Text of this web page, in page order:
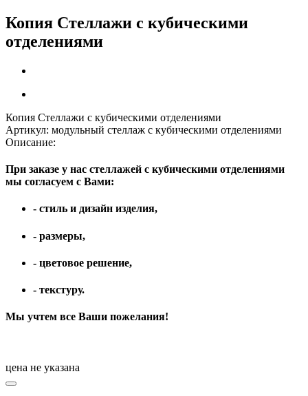
Копия Стеллажи с кубическими
отделениями
Копия Стеллажи с кубическими отделениями
Артикул: модульный стеллаж с кубическими отделениями
Описание:
При заказе у нас стеллажей с кубическими отделениями
мы согласуем с Вами:
- стиль и дизайн изделия,
- размеры,
- цветовое решение,
- текстуру.
Мы учтем все Ваши пожелания!
цена не указана